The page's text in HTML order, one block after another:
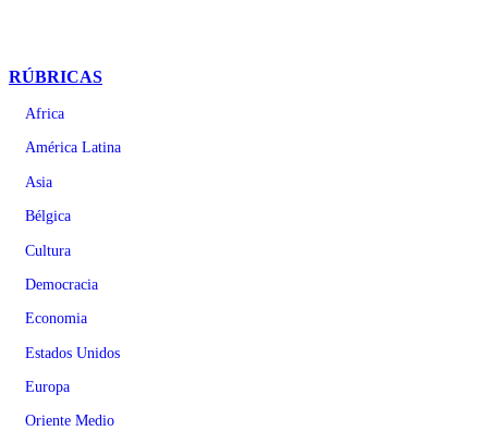
RÚBRICAS
Africa
América Latina
Asia
Bélgica
Cultura
Democracia
Economia
Estados Unidos
Europa
Oriente Medio